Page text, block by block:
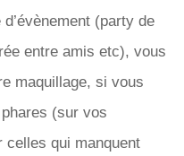
(party de
entre amis etc), vous
maquillage, si vous
(sur vos
celles qui manquent